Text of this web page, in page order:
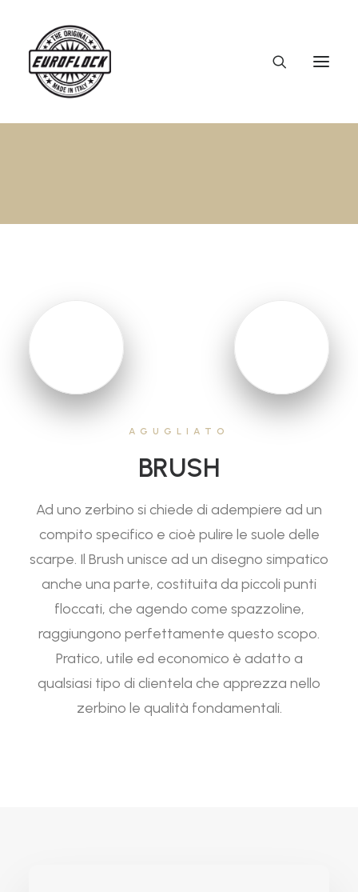
AGUGLIATO
BRUSH
Ad uno zerbino si chiede di adempiere ad un
compito specifico e cioè pulire le suole delle
scarpe. Il Brush unisce ad un disegno simpatico
anche una parte, costituita da piccoli punti
floccati, che agendo come spazzoline,
raggiungono perfettamente questo scopo.
Pratico, utile ed economico è adatto a
qualsiasi tipo di clientela che apprezza nello
zerbino le qualità fondamentali.